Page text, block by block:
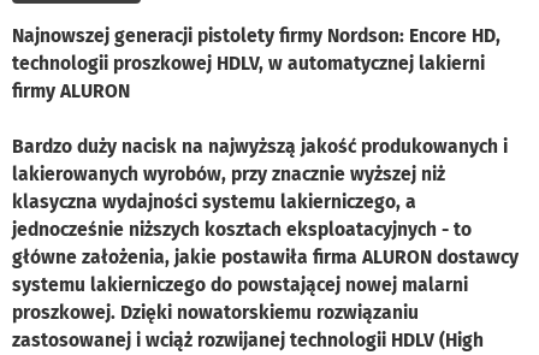
Najnowszej generacji pistolety firmy Nordson: Encore HD,
technologii proszkowej HDLV, w automatycznej lakierni
firmy ALURON
Bardzo duży nacisk na najwyższą jakość produkowanych i
lakierowanych wyrobów, przy znacznie wyższej niż
klasyczna wydajności systemu lakierniczego, a
jednocześnie niższych kosztach eksploatacyjnych - to
główne założenia, jakie postawiła firma ALURON dostawcy
systemu lakierniczego do powstającej nowej malarni
proszkowej. Dzięki nowatorskiemu rozwiązaniu
zastosowanej i wciąż rozwijanej technologii HDLV (High